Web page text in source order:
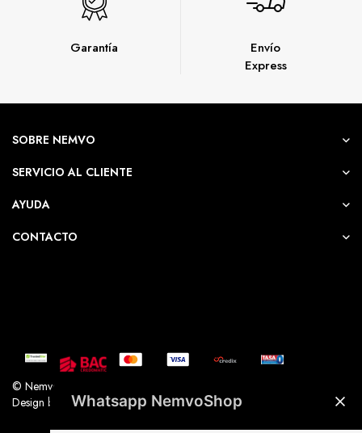
Garantía
Envío
Express
SOBRE NEMVO
SERVICIO AL CLIENTE
AYUDA
CONTACTO
© Nemvo. Todos los derechos Reservados.
Design by Nemvo Agency
Whatsapp NemvoShop